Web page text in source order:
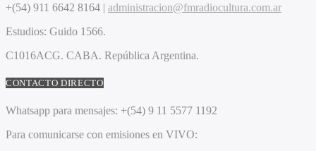
+(54) 911 6642 8164 | administracion@fmradiocultura.com.ar
Estudios: Guido 1566.
C1016ACG. CABA. República Argentina.
CONTACTO DIRECTO
Whatsapp para mensajes: +(54) 9 11 5577 1192
Para comunicarse con emisiones en VIVO: